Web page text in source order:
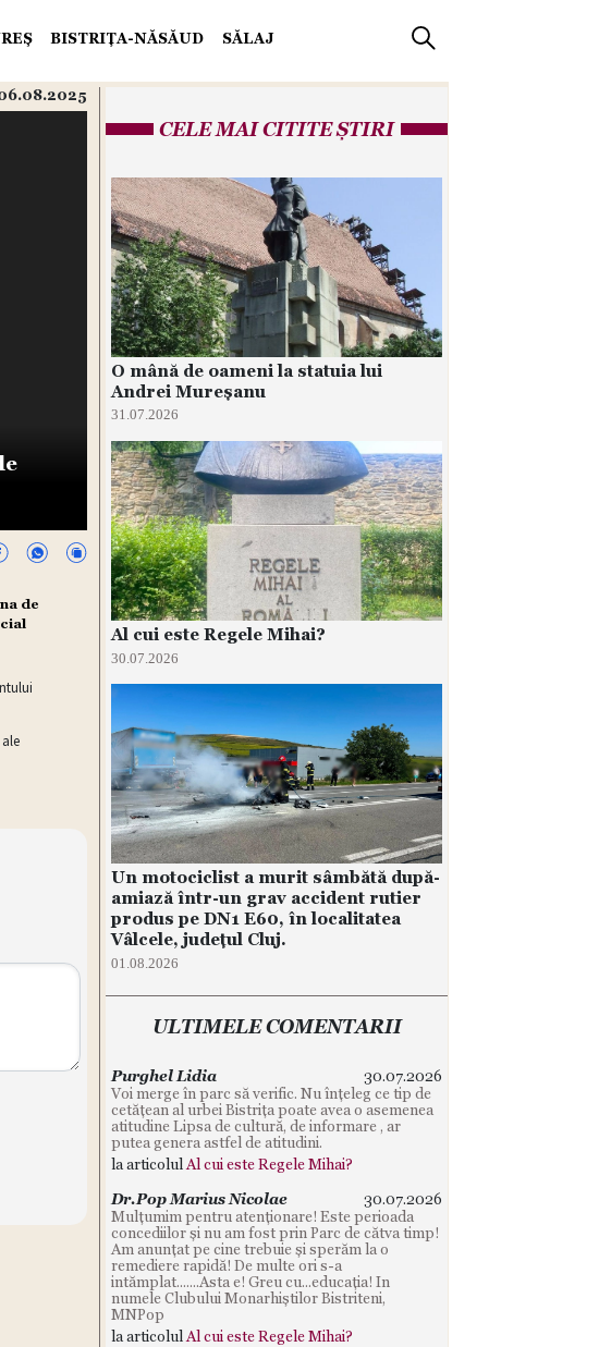
BISTRIŢA-NĂSĂUD SĂLAJ
de
CELE MAI CITITE ȘTIRI
O mână de oameni la statuia lui
Andrei Mureșanu
31.07.2026
Al cui este Regele Mihai?
30.07.2026
Un motociclist a murit sâmbătă după-
amiază într-un grav accident rutier
produs pe DN1 E60, în localitatea
Vâlcele, județul Cluj.
01.08.2026
ULTIMELE COMENTARII
Purghel Lidia
30.07.2026
Voi merge în parc să verific. Nu înțeleg ce tip de
cetățean al urbei Bistrița poate avea o asemenea
atitudine Lipsa de cultură, de informare , ar
putea genera astfel de atitudini.
la articolul Al cui este Regele Mihai?
Dr.Pop Marius Nicolae
30.07.2026
Mulțumim pentru atenționare! Este perioada
concediilor și nu am fost prin Parc de cătva timp!
Am anunțat pe cine trebuie și sperăm la o
remediere rapidă! De multe ori s-a
intămplat.......Asta e! Greu cu...educația! In
numele Clubului Monarhiștilor Bistriteni,
MNPop
la articolul Al cui este Regele Mihai?